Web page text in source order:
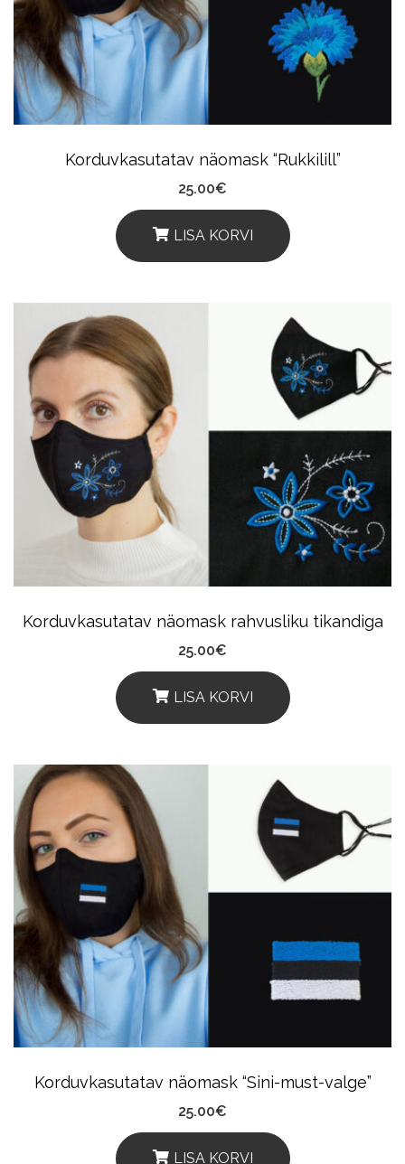
Be
Chosen
On
The
Product
Korduvkasutatav näomask “Rukkilill”
25.00€
LISA KORVI
Korduvkasutatav näomask rahvusliku tikandiga
25.00€
LISA KORVI
Korduvkasutatav näomask “Sini-must-valge”
25.00€
LISA KORVI